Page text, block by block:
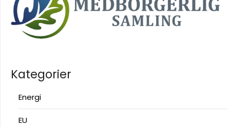
Kategorier
Energi
EU